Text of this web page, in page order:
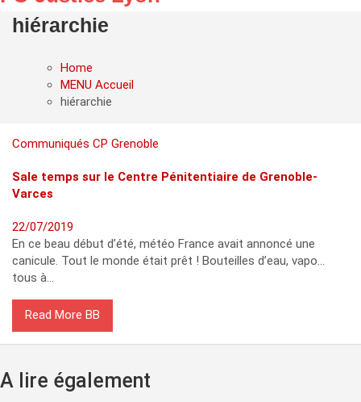
hiérarchie
Home
MENU Accueil
hiérarchie
Communiqués CP Grenoble
Sale temps sur le Centre Pénitentiaire de Grenoble-
Varces
22/07/2019
En ce beau début d’été, météo France avait annoncé une
canicule. Tout le monde était prêt ! Bouteilles d’eau, vapo…
tous à…
Read More
A lire également